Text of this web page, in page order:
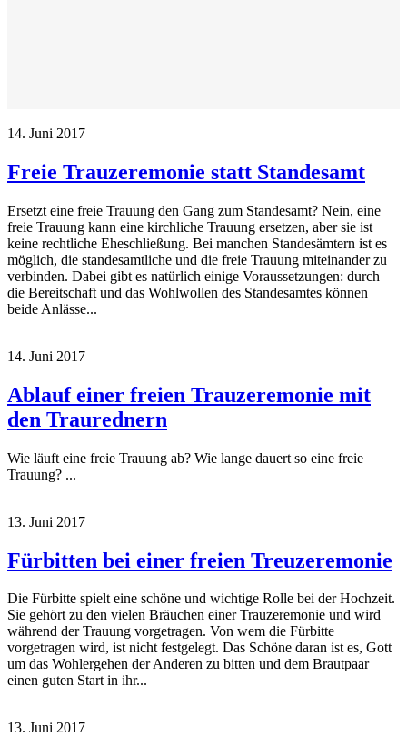
14. Juni 2017
Freie Trauzeremonie statt Standesamt
Ersetzt eine freie Trauung den Gang zum Standesamt? Nein, eine
freie Trauung kann eine kirchliche Trauung ersetzen, aber sie ist
keine rechtliche Eheschließung. Bei manchen Standesämtern ist es
möglich, die standesamtliche und die freie Trauung miteinander zu
verbinden. Dabei gibt es natürlich einige Voraussetzungen: durch
die Bereitschaft und das Wohlwollen des Standesamtes können
beide Anlässe...
14. Juni 2017
Ablauf einer freien Trauzeremonie mit
den Traurednern
Wie läuft eine freie Trauung ab? Wie lange dauert so eine freie
Trauung? ...
13. Juni 2017
Fürbitten bei einer freien Treuzeremonie
Die Fürbitte spielt eine schöne und wichtige Rolle bei der Hochzeit.
Sie gehört zu den vielen Bräuchen einer Trauzeremonie und wird
während der Trauung vorgetragen. Von wem die Fürbitte
vorgetragen wird, ist nicht festgelegt. Das Schöne daran ist es, Gott
um das Wohlergehen der Anderen zu bitten und dem Brautpaar
einen guten Start in ihr...
13. Juni 2017